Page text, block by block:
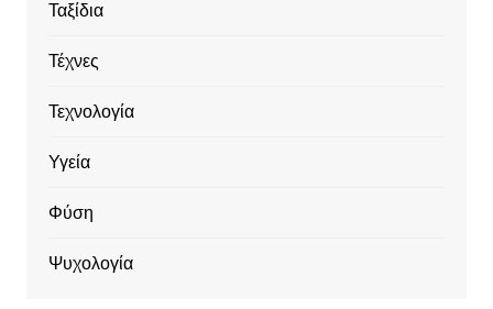
Ταξίδια
Τέχνες
Τεχνολογία
Υγεία
Φύση
Ψυχολογία